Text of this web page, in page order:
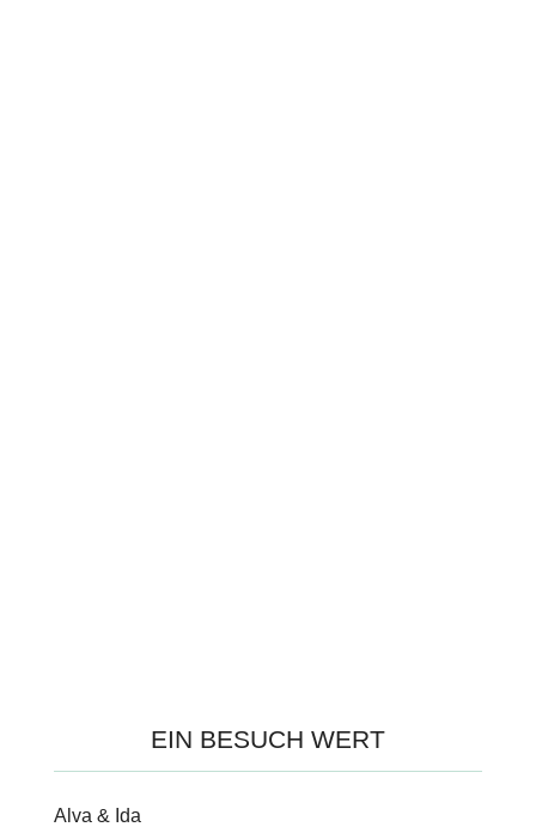
EIN BESUCH WERT
Alva & Ida